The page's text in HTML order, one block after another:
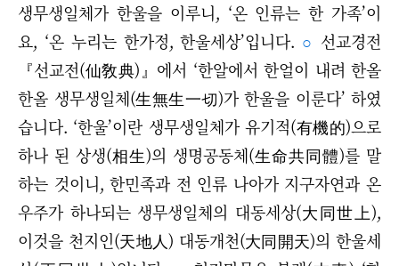
생무생일체가 한울을 이루니, ‘온 인류는 한 가족’이
요, ‘온 누리는 한가정, 한울세상’입니다. ○ 선교경전
『선교전(仙敎典)』에서 ‘한알에서 한얼이 내려 한올
한올 생무생일체(生無生一切)가 한울을 이룬다’ 하였
습니다. ‘한울’이란 생무생일체가 유기적(有機的)으로
하나 된 상생(相生)의 생명공동체(生命共同體)를 말
하는 것이니, 한민족과 전 인류 나아가 지구자연과 온
우주가 하나되는 생무생일체의 대동세상(大同世上),
이것을 천지인(天地人) 대동개천(大同開天)의 한울세